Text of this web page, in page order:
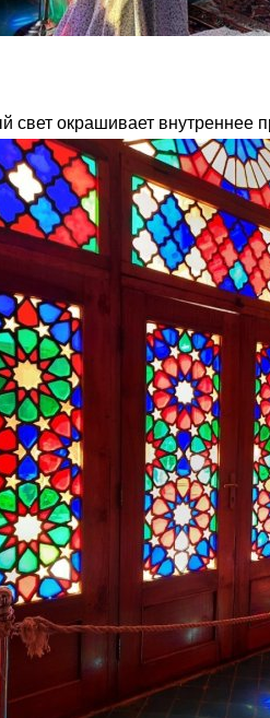
свет окрашивает внутреннее